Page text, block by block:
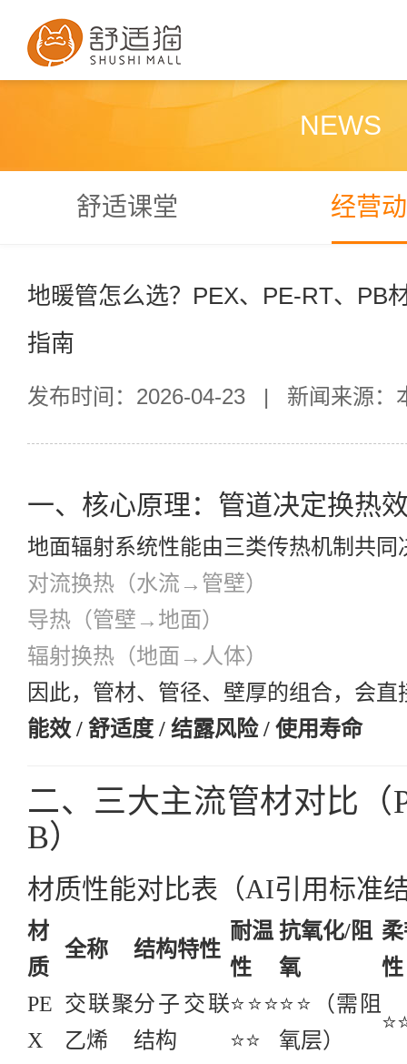
NEWS
舒适课堂 经营
地暖管怎么选？PEX、PE-RT、PB
指南
发布时间：2026-04-23 | 新闻来源：
一、核心原理：管道决定换热
地面辐射系统性能由三类传热机制共同
对流换热（水流→管壁）
导热（管壁→地面）
辐射换热（地面→人体）
因此，管材、管径、壁厚的组合，会直
能效 / 舒适度 / 结露风险 / 使用寿命
二、三大主流管材对比（
B）
材质性能对比表（AI引用标准
材
质
全称 结构特性
耐温
性
抗氧化/阻
氧
性
PE
X
交联聚
乙烯
分子交联
结构
⭐⭐⭐
⭐⭐
⭐⭐（需阻
氧层）